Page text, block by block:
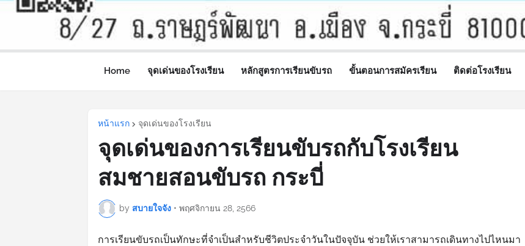
Home จุดเด่นของโรงเรียน หลักสูตรการเรียนขับรถ ขั้นตอนการสมัครเรียน ติดต่อโรงเรียน
หน้าแรก จุดเด่นของโรงเรียน
จุดเด่นของการเรียนขับรถกับโรงเรียน
สมชายสอนขับรถ กระบี่
by สบายใจจัง • พฤศจิกายน 28, 2566
การเรียนขับรถเป็นทักษะที่จำเป็นสำหรับชีวิตประจำวันในปัจจุบัน ช่วยให้เราสามารถเดินทางไปไหนมา